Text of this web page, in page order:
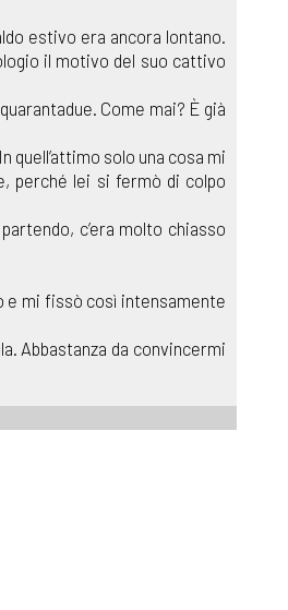
estivo era ancora lontano.
il motivo del suo cattivo
Come mai? È già
solo una cosa mi
perché lei si fermò di colpo
c’era molto chiasso
e mi fissò così intensamente
Abbastanza da convincermi